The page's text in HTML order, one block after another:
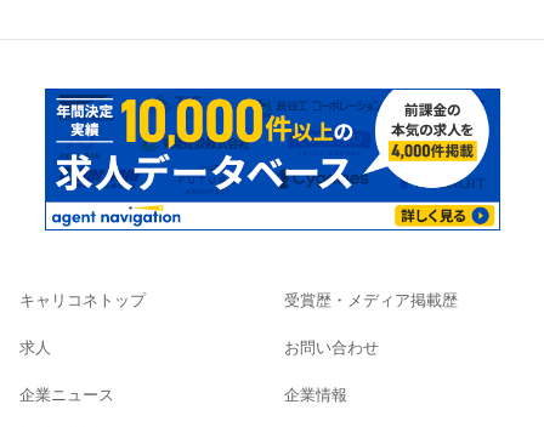
キャリコネトップ
求人
企業ニュース
受賞歴・メディア掲載歴
お問い合わせ
企業情報